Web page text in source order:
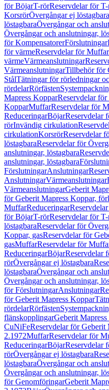
för BöjarT-rörReservdelar för
KorsrörÖvergångar ej löstagbara
löstagbaraÖvergångar och
Övergångar och anslutningar,
för KompensatorerFörslutningar
för värmeReservdelar för
värmeVärmeanslutningar
VärmeanslutningarTillbehör för
StålTätningar för rörledningar
rördelarRörfästen
Mapress KopparReservdelar
KopparMuffarReservdelar för
ReduceringarBöjarReservdelar
rörInvändig cirkulation
cirkulationKorsrörReservdelar
löstagbaraReservdelar för
anslutningar, löstagbara
anslutningar, löstagbara
FörslutningarAnslutningar
AnslutningarVärmeanslutningar
VärmeanslutningarGeberit
för Geberit Mapress Koppar,
MuffarReduceringar
för BöjarT-rörReservdelar för
löstagbaraReservdelar för
Koppar, gasReservdelar för
gasMuffarReservdelar för
ReduceringarBöjarReservdelar
rörÖvergångar ej löstagbara
löstagbaraÖvergångar och
Övergångar och anslutningar,
för FörslutningarAnslutningar
för Geberit Mapress Koppar
rördelarRörfästen
flänskopplingarGeberit
CuNiFeReservdelar för Geberit
2.1972MuffarReservdelar för
ReduceringarBöjarReservdelar
rörÖvergångar ej löstagbara
löstagbaraÖvergångar och
Övergångar och anslutningar,
för GenomföringarGeberit